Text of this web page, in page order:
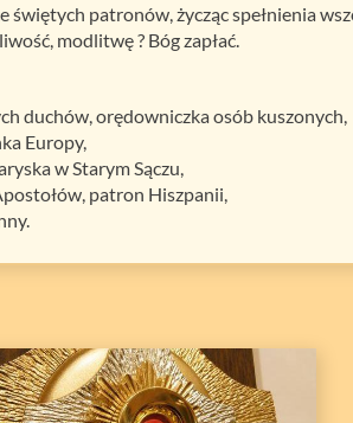
patronów, życząc spełnienia
modlitwę ? Bóg zapłać.
duchów, orędowniczka osób kuszonych,
Europy,
w Starym Sączu,
patron Hiszpanii,